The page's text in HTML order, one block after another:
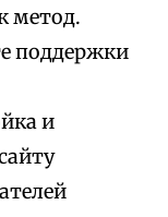
метод.
поддержки
и